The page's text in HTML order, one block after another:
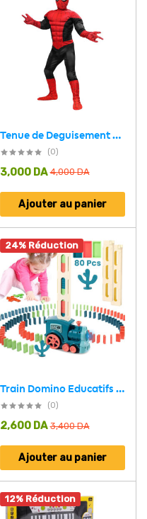
Tenue de Deguisement Spiderman Complet 5PCS Pour Enfants – بدلة سبايدرمان
(0)
4,000DA
3,000 DA
Ajouter au panier
24% Réduction
Train Domino Educatifs avec lumières et Musique pour Enfants – لعبة قطار الدومينو
(0)
3,400DA
2,600 DA
Ajouter au panier
12% Réduction